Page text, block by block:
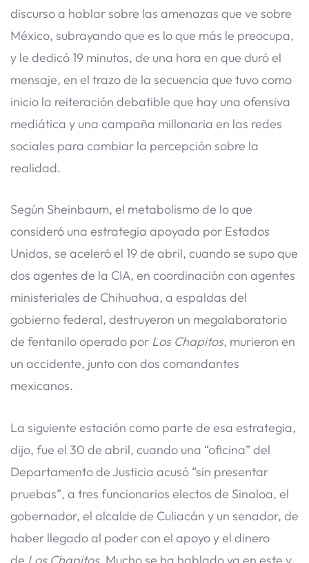
discurso a hablar sobre las amenazas que ve sobre
México, subrayando que es lo que más le preocupa,
y le dedicó 19 minutos, de una hora en que duró el
mensaje, en el trazo de la secuencia que tuvo como
inicio la reiteración debatible que hay una ofensiva
mediática y una campaña millonaria en las redes
sociales para cambiar la percepción sobre la
realidad.
Según Sheinbaum, el metabolismo de lo que
consideró una estrategia apoyada por Estados
Unidos, se aceleró el 19 de abril, cuando se supo que
dos agentes de la CIA, en coordinación con agentes
ministeriales de Chihuahua, a espaldas del
gobierno federal, destruyeron un megalaboratorio
de fentanilo operado por Los Chapitos, murieron en
un accidente, junto con dos comandantes
mexicanos.
La siguiente estación como parte de esa estrategia,
dijo, fue el 30 de abril, cuando una “oficina” del
Departamento de Justicia acusó “sin presentar
pruebas”, a tres funcionarios electos de Sinaloa, el
gobernador, el alcalde de Culiacán y un senador, de
haber llegado al poder con el apoyo y el dinero